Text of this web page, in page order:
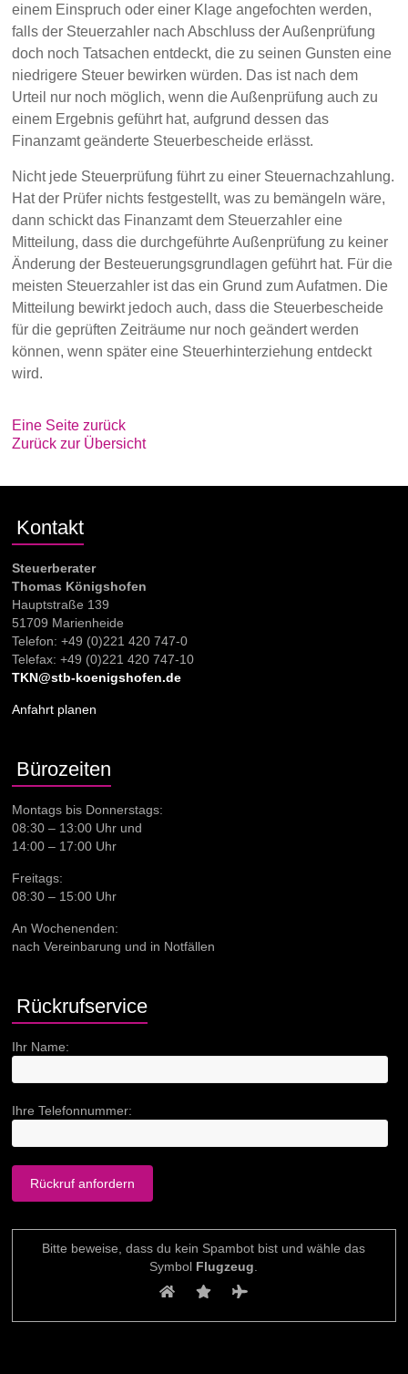
einem Einspruch oder einer Klage angefochten werden,
falls der Steuerzahler nach Abschluss der Außenprüfung
doch noch Tatsachen entdeckt, die zu seinen Gunsten eine
niedrigere Steuer bewirken würden. Das ist nach dem
Urteil nur noch möglich, wenn die Außenprüfung auch zu
einem Ergebnis geführt hat, aufgrund dessen das
Finanzamt geänderte Steuerbescheide erlässt.
Nicht jede Steuerprüfung führt zu einer Steuernachzahlung.
Hat der Prüfer nichts festgestellt, was zu bemängeln wäre,
dann schickt das Finanzamt dem Steuerzahler eine
Mitteilung, dass die durchgeführte Außenprüfung zu keiner
Änderung der Besteuerungsgrundlagen geführt hat. Für die
meisten Steuerzahler ist das ein Grund zum Aufatmen. Die
Mitteilung bewirkt jedoch auch, dass die Steuerbescheide
für die geprüften Zeiträume nur noch geändert werden
können, wenn später eine Steuerhinterziehung entdeckt
wird.
Eine Seite zurück
Zurück zur Übersicht
Kontakt
Steuerberater
Thomas Königshofen
Hauptstraße 139
51709 Marienheide
Telefon: +49 (0)221 420 747-0
Telefax: +49 (0)221 420 747-10
TKN@stb-koenigshofen.de
Anfahrt planen
Bürozeiten
Montags bis Donnerstags:
08:30 – 13:00 Uhr und
14:00 – 17:00 Uhr
Freitags:
08:30 – 15:00 Uhr
An Wochenenden:
nach Vereinbarung und in Notfällen
Rückrufservice
Ihr Name:
Ihre Telefonnummer:
Bitte beweise, dass du kein Spambot bist und wähle das
Symbol Flugzeug.